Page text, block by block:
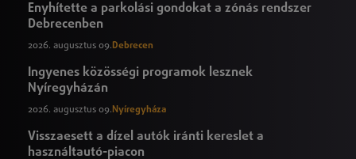
Enyhítette a parkolási gondokat a zónás rendszer
Debrecenben
2026. augusztus 09.Debrecen
Ingyenes közösségi programok lesznek
Nyíregyházán
2026. augusztus 09. Nyíregyháza
Visszaesett a dízel autók iránti kereslet a
használtautó-piacon